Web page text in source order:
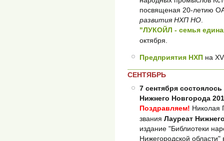
посвященая 20-летию
развития НХП НО
"ЛУКОЙЛ - семья
октября.
Предприятия НХП на
СЕНТЯБРЬ
7 сентября
Нижнего Новгорода
Поздравляем! Николая
звания Лауреат
издание "Библиотеки
Нижегородской